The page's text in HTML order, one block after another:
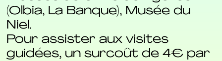
(Olbia, La Banque), Musée du
Niel.
Pour assister aux visites
guidées, un surcoût de 4€ par